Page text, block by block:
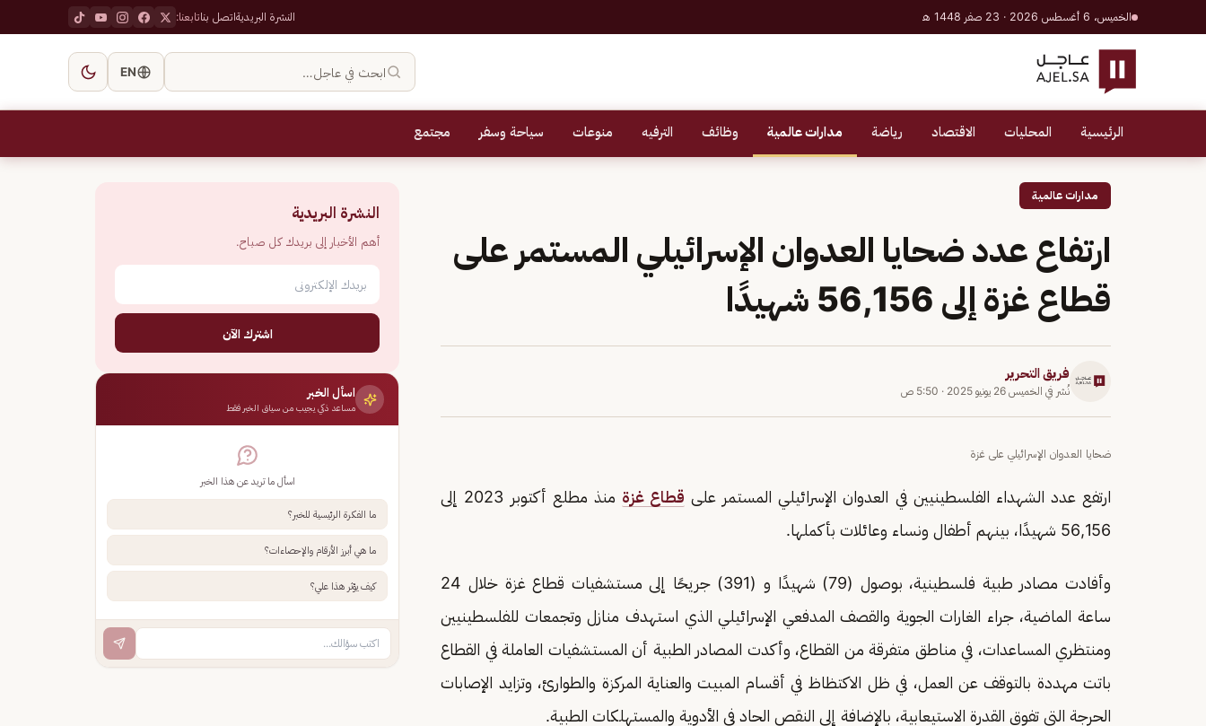
الخميس، 6 أغسطس 2026 · 23 صفر 1448 هـ النشرة البريديةاتصل بناتابعنا:
ابحث في عاجل… EN
الرئيسية المحليات الاقتصاد رياضة مدارات عالمية وظائف الترفيه منوعات سياحة وسفر مجتمع
مدارات عالمية
ارتفاع عدد ضحايا العدوان الإسرائيلي المستمر على
قطاع غزة إلى 56,156 شهيدًا
فريق التحرير
نُشر في الخميس 26 يونيو 2025 · 5:50 ص
ضحايا العدوان الإسرائيلي على غزة
ارتفع عدد الشهداء الفلسطينيين في العدوان الإسرائيلي المستمر على قطاع غزة
منذ مطلع أكتوبر 2023 إلى
56,156 شهيدًا، بينهم أطفال ونساء وعائلات بأكملها.
وأفادت مصادر طبية فلسطينية، بوصول (79) شهيدًا و (391) جريحًا إلى مستشفيات قطاع غزة خلال 24
ساعة الماضية، جراء الغارات الجوية والقصف المدفعي الإسرائيلي الذي استهدف منازل وتجمعات للفلسطينيين
ومنتظري المساعدات، في مناطق متفرقة من القطاع، وأكدت المصادر الطبية أن المستشفيات العاملة في القطاع
باتت مهددة بالتوقف عن العمل، في ظل الاكتظاظ في أقسام المبيت والعناية المركزة والطوارئ، وتزايد الإصابات
الحرجة التي تفوق القدرة الاستيعابية، بالإضافة إلى النقص الحاد في الأدوية والمستهلكات الطبية.
النشرة البريدية
أهم الأخبار إلى بريدك كل صباح.
اشترك الآن
اسأل الخبر
مساعد ذكي يجيب من سياق الخبر فقط
اسأل ما تريد عن هذا الخبر
ما الفكرة الرئيسية للخبر؟
ما هي أبرز الأرقام والإحصاءات؟
كيف يؤثر هذا علي؟